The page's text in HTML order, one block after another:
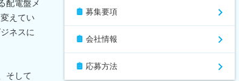
配電盤メ
えてい
ネスに
そして
募集要項
会社情報
応募方法